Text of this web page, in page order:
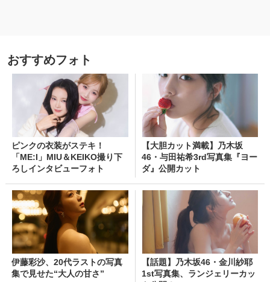
おすすめフォト
ピンクの衣装がステキ！
「ME:I」MIU＆KEIKO撮り下
ろしインタビューフォト
【大胆カット満載】乃木坂
46・与田祐希3rd写真集『ヨー
ダ』公開カット
伊藤彩沙、20代ラストの写真
集で見せた“大人の甘さ”
【話題】乃木坂46・金川紗耶
1st写真集、ランジェリーカッ